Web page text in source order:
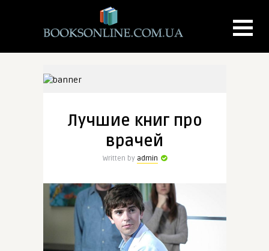
Лучшие книг про
врачей
Written by admin